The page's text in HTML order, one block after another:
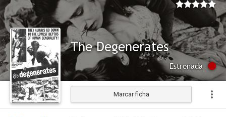
The Degenerates
Estrenada
Marcar ficha